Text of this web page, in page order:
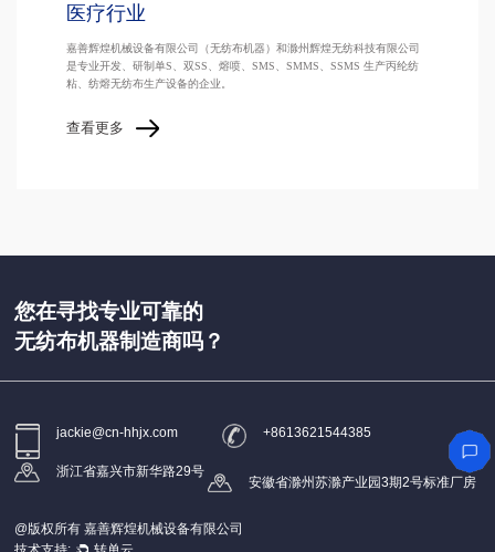
医疗行业
嘉善辉煌机械设备有限公司（无纺布机器）和滁州辉煌无纺科技有限公司
是专业开发、研制单S、双SS、熔喷、SMS、SMMS、SSMS 生产丙纶纺
粘、纺熔无纺布生产设备的企业。
查看更多
您在寻找专业可靠的
无纺布机器制造商吗？
jackie@cn-hhjx.com +8613621544385
浙江省嘉兴市新华路29号
安徽省滁州苏滁产业园3期2号标准厂房
@版权所有 嘉善辉煌机械设备有限公司